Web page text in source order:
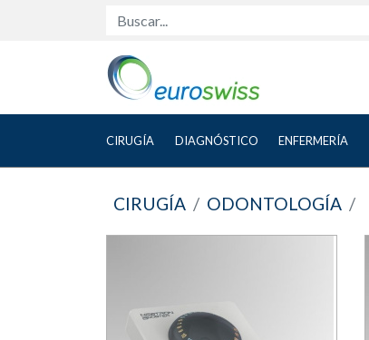
Buscar...
CIRUGÍA DIAGNÓSTICO ENFERMERÍA
CIRUGÍA ODONTOLOGÍA